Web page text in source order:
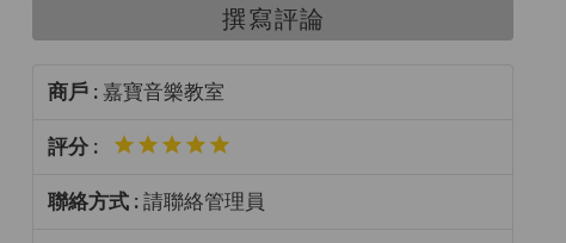
撰寫評論
商戶 : 嘉寶音樂教室
評分 :
聯絡方式 : 請聯絡管理員